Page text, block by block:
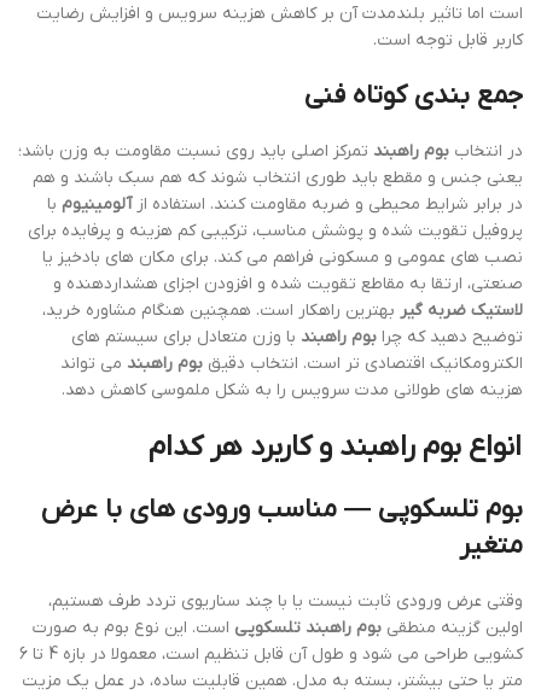
است اما تاثیر بلندمدت آن بر کاهش هزینه سرویس و افزایش رضایت
کاربر قابل توجه است.
جمع بندی کوتاه فنی
در انتخاب بوم راهبند تمرکز اصلی باید روی نسبت مقاومت به وزن باشد؛
یعنی جنس و مقطع باید طوری انتخاب شوند که هم سبک باشند و هم
در برابر شرایط محیطی و ضربه مقاومت کنند. استفاده ازآلومینیوم با
پروفیل تقویت شده و پوشش مناسب، ترکیبی کم هزینه و پرفایده برای
نصب های عمومی و مسکونی فراهم می کند. برای مکان های بادخیز یا
صنعتی، ارتقا به مقاطع تقویت شده و افزودن اجزای هشداردهنده و
لاستیک ضربه گیر بهترین راهکار است. همچنین هنگام مشاوره خرید،
توضیح دهید که چرا بوم راهبند با وزن متعادل برای سیستم های
الکترومکانیک اقتصادی تر است. انتخاب دقیق بوم راهبند می تواند
هزینه های طولانی مدت سرویس را به شکل ملموسی کاهش دهد.
انواع بوم راهبند و کاربرد هر کدام
بوم تلسکوپی — مناسب ورودی های با عرض
متغیر
وقتی عرض ورودی ثابت نیست یا با چند سناریوی تردد طرف هستیم،
اولین گزینه منطقی بوم راهبند تلسکوپی است. این نوع بوم به صورت
کشویی طراحی می شود و طول آن قابل تنظیم است، معمولا در بازه 4 تا 6
متر یا حتی بیشتر، بسته به مدل. همین قابلیت ساده، در عمل یک مزیت